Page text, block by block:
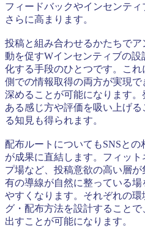
フィードバックやインセンテ
さらに高まります。
投稿と組み合わせるかたちで
動を促すWインセンティブの
化する手段のひとつです。こ
側での情報取得の両方が実現
深めることが可能になります
ある感じ方や評価を吸い上げ
る知見も得られます。
配布ルートについてもSNSと
が成果に直結します。フィッ
プ場など、投稿意欲の高い層
有の導線が自然に整っている
やすくなります。それぞれの
グ・配布方法を設計すること
出すことが可能になります。